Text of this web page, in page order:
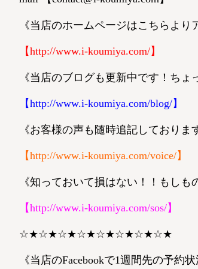
《当店のホームページはこちらより
【http://www.i-koumiya.com/】
《当店のブログも更新中です！ちょ
【http://www.i-koumiya.com/blog/】
《お客様の声も随時追記しておりま
【http://www.i-koumiya.com/voice/】
《知っておいて損はない！！もしも
【http://www.i-koumiya.com/sos/】
☆★☆★☆★☆★☆★☆★☆★☆★
《当店のFacebookで1週間先の予